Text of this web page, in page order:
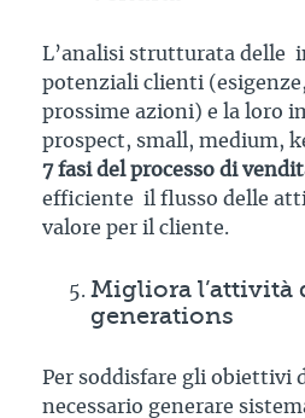
L’analisi strutturata delle
potenziali clienti
prossime azioni) e la loro
prospect, small, medium,
7 fasi del processo di
efficiente il flusso delle
valore per il cliente.
Migliora l’attività
generations
Per soddisfare gli obiettivi
necessario generare